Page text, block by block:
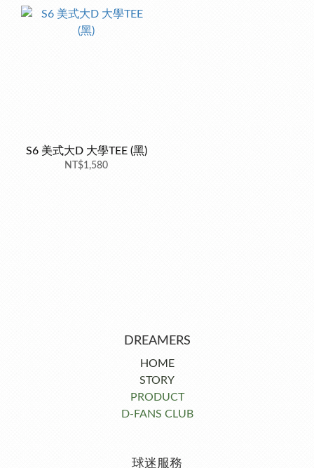
S6 美式大D 大學TEE (黑)
NT$1,580
DREAMERS
HOME
STORY
PRODUCT
D-FANS CLUB
球迷服務